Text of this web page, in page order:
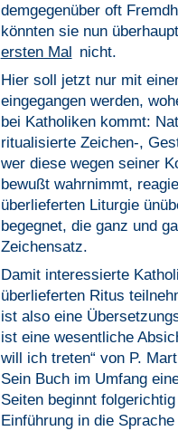
demgegenüber oft
könnten sie nun
ersten Mal nicht.
Hier soll jetzt nur mit
eingegangen werden,
bei Katholiken kommt:
ritualisierte Zeichen-,
wer diese wegen seiner
bewußt wahrnimmt,
überlieferten Liturgie
begegnet, die ganz und
Zeichensatz.
Damit interessierte
überlieferten Ritus
ist also eine
ist eine wesentliche
will ich treten“ von P.
Sein Buch im Umfang
Seiten beginnt
Einführung in die